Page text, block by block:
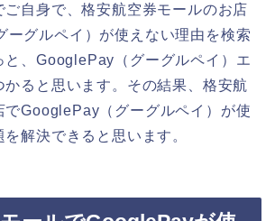
ご自身で、格安航空券モールのお店
ーグルペイ）が使えない理由を検索
と、GooglePay（グーグルペイ）エ
かると思います。その結果、格安航
でGooglePay（グーグルペイ）が使
解決できると思います。